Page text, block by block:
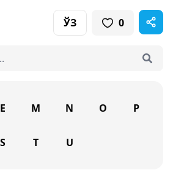
ЎЗ 0
E M N O P
S T U